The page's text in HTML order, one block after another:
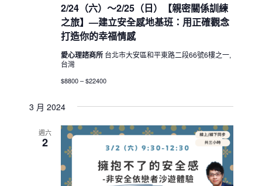
2/24（六）～2/25（日）【親密關係訓練
之旅】—建立安全感地基班：用正確觀念
打造你的幸福情感
愛心理諮商所 台北市大安區和平東路二段66號6樓之一,
台灣
$8800 – $22400
3 月 2024
週六
2